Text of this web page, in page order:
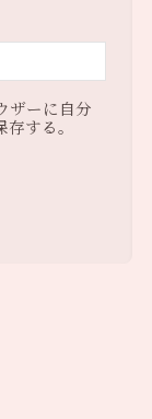
ザーに自分
する。